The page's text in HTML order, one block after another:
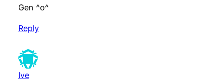
Gen ^o^
Reply
Ive